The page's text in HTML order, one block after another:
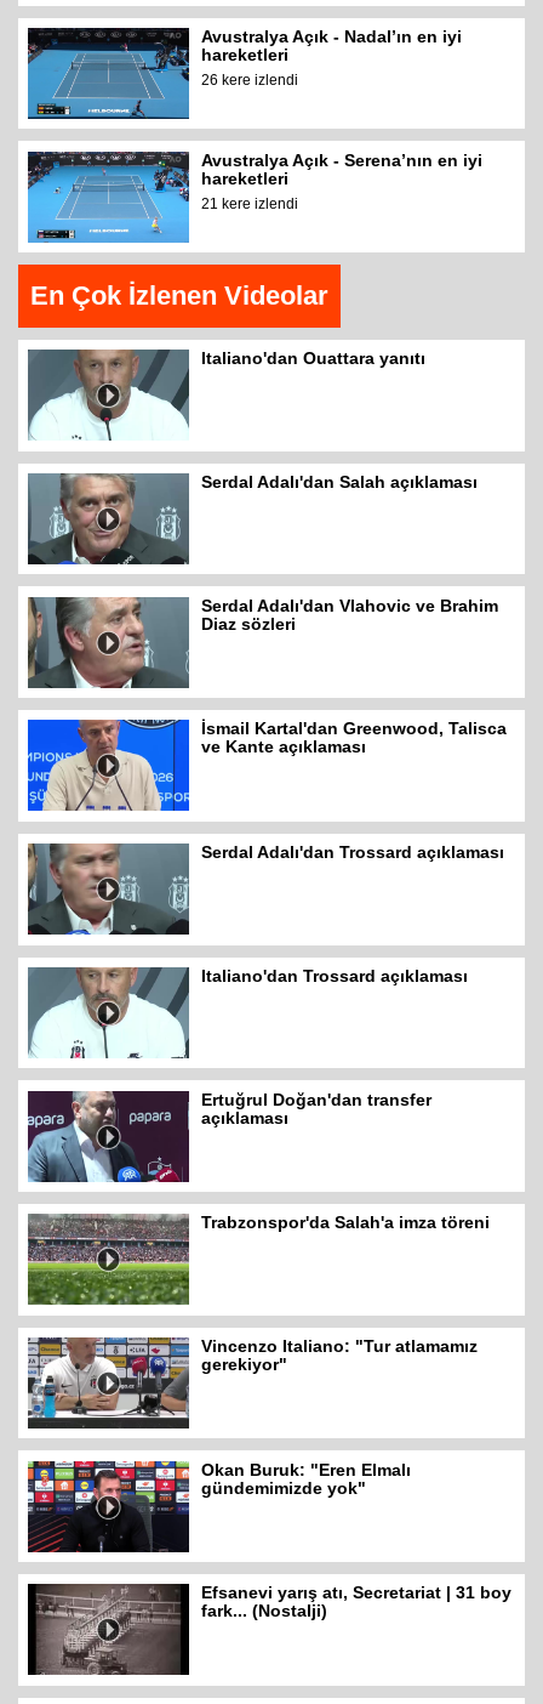
Avustralya Açık - Nadal’ın en iyi
hareketleri
26 kere izlendi
Avustralya Açık - Serena’nın en iyi
hareketleri
21 kere izlendi
En Çok İzlenen Videolar
Italiano'dan Ouattara yanıtı
Serdal Adalı'dan Salah açıklaması
Serdal Adalı'dan Vlahovic ve Brahim
Diaz sözleri
İsmail Kartal'dan Greenwood, Talisca
ve Kante açıklaması
Serdal Adalı'dan Trossard açıklaması
Italiano'dan Trossard açıklaması
Ertuğrul Doğan'dan transfer
açıklaması
Trabzonspor'da Salah'a imza töreni
Vincenzo Italiano: "Tur atlamamız
gerekiyor"
Okan Buruk: "Eren Elmalı
gündemimizde yok"
Efsanevi yarış atı, Secretariat | 31 boy
fark... (Nostalji)